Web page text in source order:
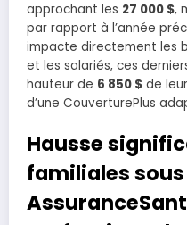
approchant les 27 000 $,
par rapport à l’année
impacte directement les
et les salariés, ces
hauteur de 6 850 $ de
d’une CouverturePlus
Hausse
familiales sous